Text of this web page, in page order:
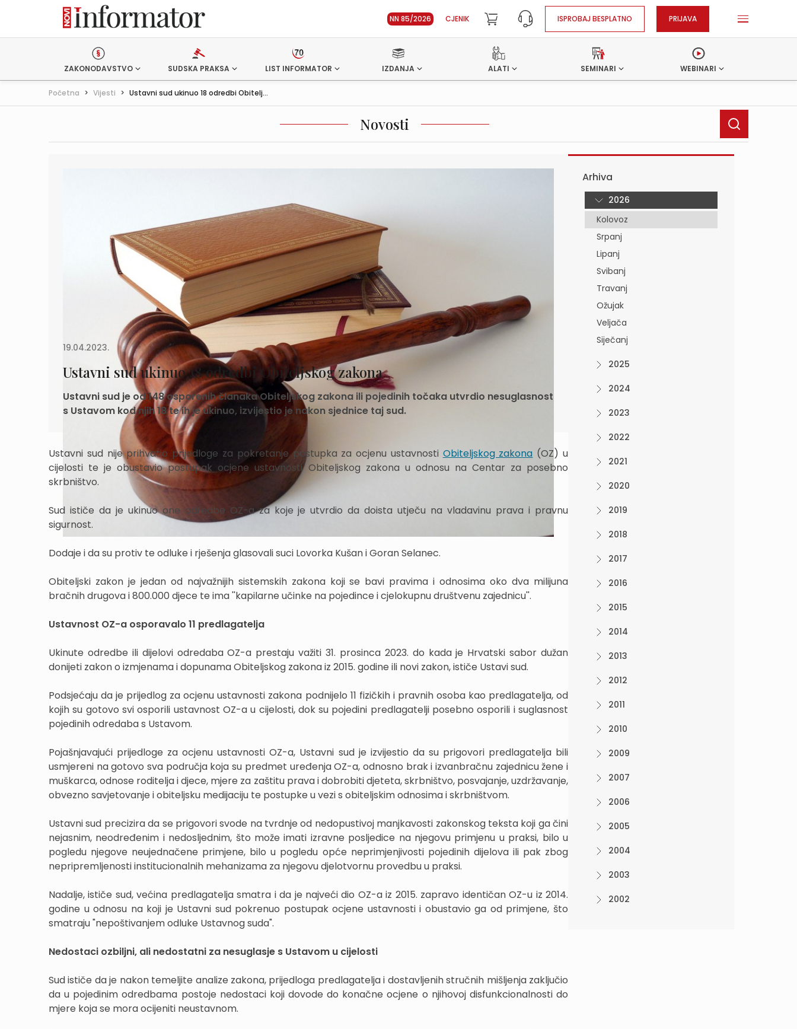
NN 85/2026 CJENIK ISPROBAJ BESPLATNO PRIJAVA
ZAKONODAVSTVO SUDSKA PRAKSA LIST INFORMATOR IZDANJA ALATI SEMINARI WEBINARI
Početna > Vijesti > Ustavni sud ukinuo 18 odredbi Obitelj...
Novosti
19.04.2023.
Ustavni sud ukinuo 18 odredbi Obiteljskog zakona
Ustavni sud je od 148 osporenih članaka Obiteljskog zakona ili pojedinih točaka utvrdio nesuglasnost
s Ustavom kod njih 18 te ih je ukinuo, izvijestio je nakon sjednice taj sud.
Ustavni sud nije prihvatio prijedloge za pokretanje postupka za ocjenu ustavnosti Obiteljskog zakona (OZ) u
cijelosti te je obustavio postupak ocjene ustavnosti Obiteljskog zakona u odnosu na Centar za posebno
skrbništvo.
Sud ističe da je ukinuo one odredbe OZ-a za koje je utvrdio da doista utječu na vladavinu prava i pravnu
sigurnost.
Dodaje i da su protiv te odluke i rješenja glasovali suci Lovorka Kušan i Goran Selanec.
Obiteljski zakon je jedan od najvažnijih sistemskih zakona koji se bavi pravima i odnosima oko dva milijuna
bračnih drugova i 800.000 djece te ima ''kapilarne učinke na pojedince i cjelokupnu društvenu zajednicu''.
Ustavnost OZ-a osporavalo 11 predlagatelja
Ukinute odredbe ili dijelovi odredaba OZ-a prestaju važiti 31. prosinca 2023. do kada je Hrvatski sabor dužan
donijeti zakon o izmjenama i dopunama Obiteljskog zakona iz 2015. godine ili novi zakon, ističe Ustavi sud.
Podsjećaju da je prijedlog za ocjenu ustavnosti zakona podnijelo 11 fizičkih i pravnih osoba kao predlagatelja, od
kojih su gotovo svi osporili ustavnost OZ-a u cijelosti, dok su pojedini predlagatelji posebno osporili i suglasnost
pojedinih odredaba s Ustavom.
Pojašnjavajući prijedloge za ocjenu ustavnosti OZ-a, Ustavni sud je izvijestio da su prigovori predlagatelja bili
usmjereni na gotovo sva područja koja su predmet uređenja OZ-a, odnosno brak i izvanbračnu zajednicu žene i
muškarca, odnose roditelja i djece, mjere za zaštitu prava i dobrobiti djeteta, skrbništvo, posvajanje, uzdržavanje,
obvezno savjetovanje i obiteljsku medijaciju te postupke u vezi s obiteljskim odnosima i skrbništvom.
Ustavni sud precizira da se prigovori svode na tvrdnje od nedopustivoj manjkavosti zakonskog teksta koji ga čini
nejasnim, neodređenim i nedosljednim, što može imati izravne posljedice na njegovu primjenu u praksi, bilo u
pogledu njegove neujednačene primjene, bilo u pogledu opće neprimjenjivosti pojedinih dijelova ili pak zbog
nepripremljenosti institucionalnih mehanizama za njegovu djelotvornu provedbu u praksi.
Nadalje, ističe sud, većina predlagatelja smatra i da je najveći dio OZ-a iz 2015. zapravo identičan OZ-u iz 2014.
godine u odnosu na koji je Ustavni sud pokrenuo postupak ocjene ustavnosti i obustavio ga od primjene, što
smatraju "nepoštivanjem odluke Ustavnog suda".
Nedostaci ozbiljni, ali nedostatni za nesuglasje s Ustavom u cijelosti
Sud ističe da je nakon temeljite analize zakona, prijedloga predlagatelja i dostavljenih stručnih mišljenja zaključio
da u pojedinim odredbama postoje nedostaci koji dovode do konačne ocjene o njihovoj disfunkcionalnosti do
mjere koja se mora ocijeniti neustavnom.
Arhiva
2026
Kolovoz
Srpanj
Lipanj
Svibanj
Travanj
Ožujak
Veljača
Siječanj
2025
2024
2023
2022
2021
2020
2019
2018
2017
2016
2015
2014
2013
2012
2011
2010
2009
2007
2006
2005
2004
2003
2002